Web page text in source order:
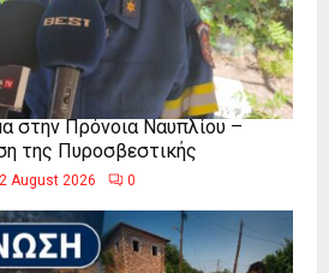
στην Πρόνοια Ναυπλίου –
της Πυροσβεστικής
2 August 2026 0